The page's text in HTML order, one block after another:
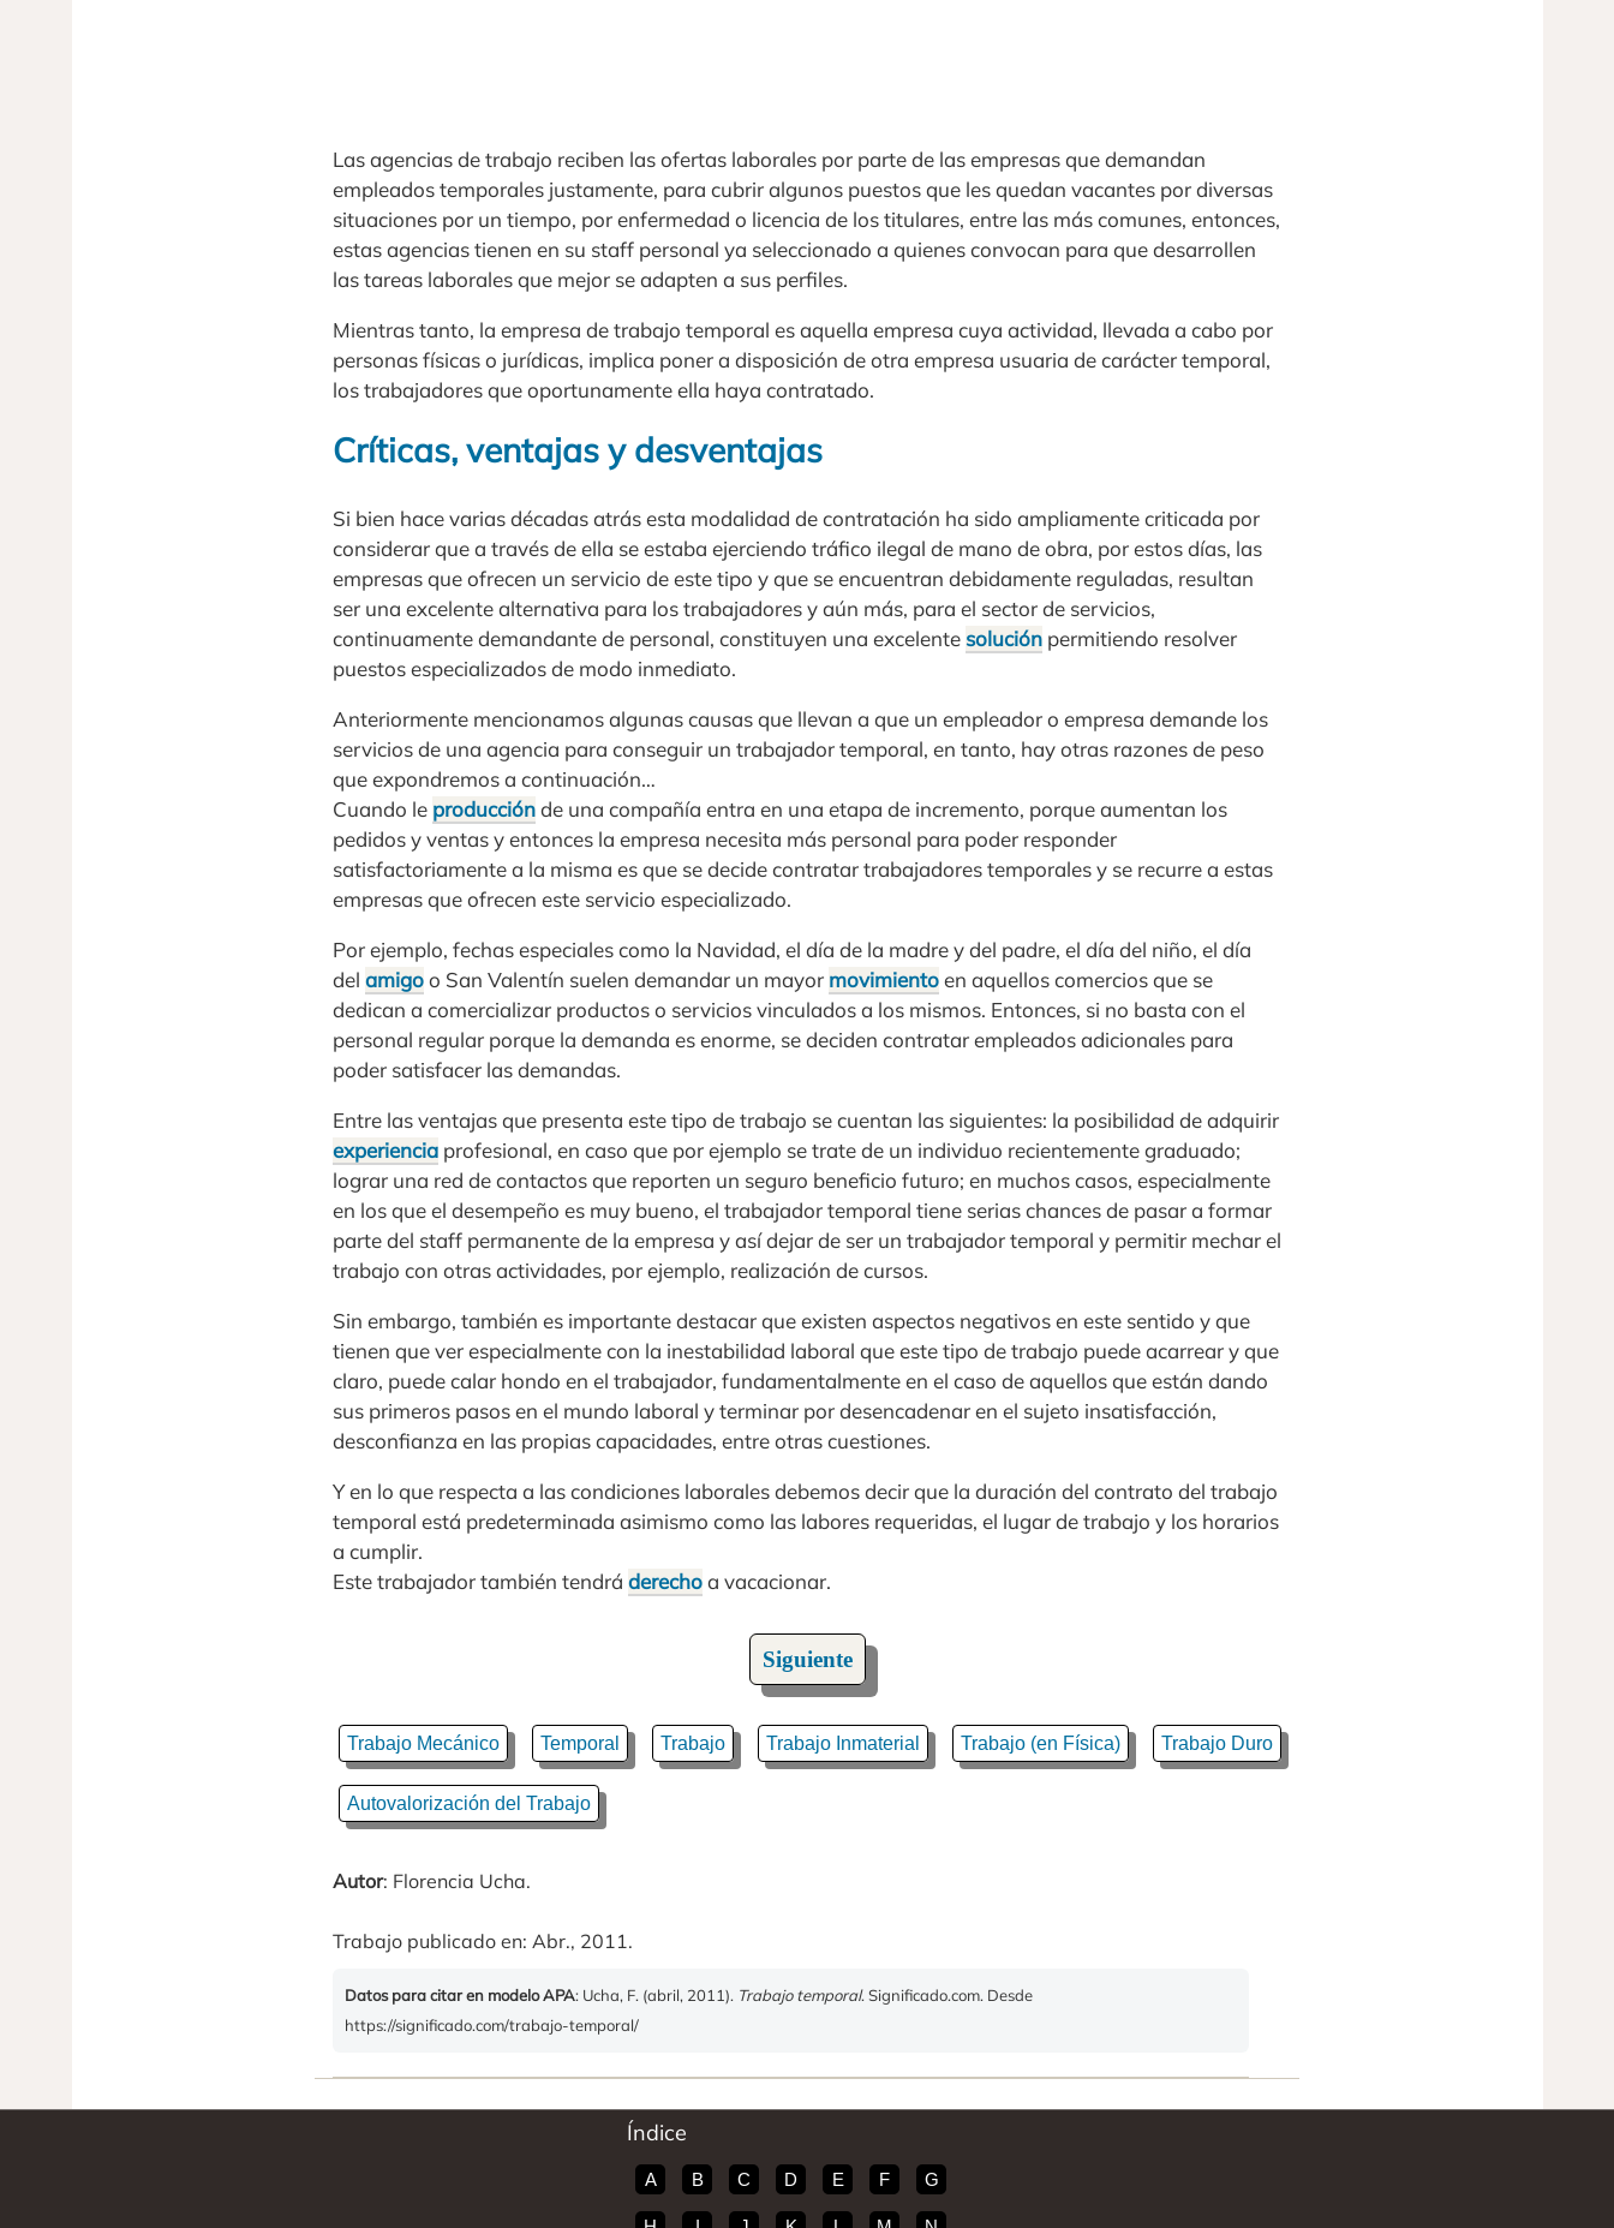
Las agencias de trabajo reciben las ofertas laborales por parte de las empresas que demandan
empleados temporales justamente, para cubrir algunos puestos que les quedan vacantes por diversas
situaciones por un tiempo, por enfermedad o licencia de los titulares, entre las más comunes, entonces,
estas agencias tienen en su staff personal ya seleccionado a quienes convocan para que desarrollen
las tareas laborales que mejor se adapten a sus perfiles.
Mientras tanto, la empresa de trabajo temporal es aquella empresa cuya actividad, llevada a cabo por
personas físicas o jurídicas, implica poner a disposición de otra empresa usuaria de carácter temporal,
los trabajadores que oportunamente ella haya contratado.
Críticas, ventajas y desventajas
Si bien hace varias décadas atrás esta modalidad de contratación ha sido ampliamente criticada por
considerar que a través de ella se estaba ejerciendo tráfico ilegal de mano de obra, por estos días, las
empresas que ofrecen un servicio de este tipo y que se encuentran debidamente reguladas, resultan
ser una excelente alternativa para los trabajadores y aún más, para el sector de servicios,
continuamente demandante de personal, constituyen una excelente solución permitiendo resolver
puestos especializados de modo inmediato.
Anteriormente mencionamos algunas causas que llevan a que un empleador o empresa demande los
servicios de una agencia para conseguir un trabajador temporal, en tanto, hay otras razones de peso
que expondremos a continuación…
Cuando le producciónde una compañía entra en una etapa de incremento, porque aumentan los
pedidos y ventas y entonces la empresa necesita más personal para poder responder
satisfactoriamente a la misma es que se decide contratar trabajadores temporales y se recurre a estas
empresas que ofrecen este servicio especializado.
Por ejemplo, fechas especiales como la Navidad, el día de la madre y del padre, el día del niño, el día
del amigoo San Valentín suelen demandar un mayor movimientoen aquellos comercios que se
dedican a comercializar productos o servicios vinculados a los mismos. Entonces, si no basta con el
personal regular porque la demanda es enorme, se deciden contratar empleados adicionales para
poder satisfacer las demandas.
Entre las ventajas que presenta este tipo de trabajo se cuentan las siguientes: la posibilidad de adquirir
experiencia profesional, en caso que por ejemplo se trate de un individuo recientemente graduado;
lograr una red de contactos que reporten un seguro beneficio futuro; en muchos casos, especialmente
en los que el desempeño es muy bueno, el trabajador temporal tiene serias chances de pasar a formar
parte del staff permanente de la empresa y así dejar de ser un trabajador temporal y permitir mechar el
trabajo con otras actividades, por ejemplo, realización de cursos.
Sin embargo, también es importante destacar que existen aspectos negativos en este sentido y que
tienen que ver especialmente con la inestabilidad laboral que este tipo de trabajo puede acarrear y que
claro, puede calar hondo en el trabajador, fundamentalmente en el caso de aquellos que están dando
sus primeros pasos en el mundo laboral y terminar por desencadenar en el sujeto insatisfacción,
desconfianza en las propias capacidades, entre otras cuestiones.
Y en lo que respecta a las condiciones laborales debemos decir que la duración del contrato del trabajo
temporal está predeterminada asimismo como las labores requeridas, el lugar de trabajo y los horarios
a cumplir.
Este trabajador también tendrá derechoa vacacionar.
Siguiente
Trabajo Mecánico Temporal Trabajo Trabajo Inmaterial Trabajo (en Física) Trabajo Duro
Autovalorización del Trabajo
Autor: Florencia Ucha.
Trabajo publicado en: Abr., 2011.
Datos para citar en modelo APA: Ucha, F. (abril, 2011). Trabajo temporal. Significado.com. Desde
https://significado.com/trabajo-temporal/
Índice
A B C D E F G